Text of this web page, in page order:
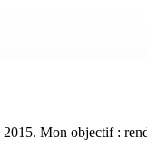
Mon objectif :